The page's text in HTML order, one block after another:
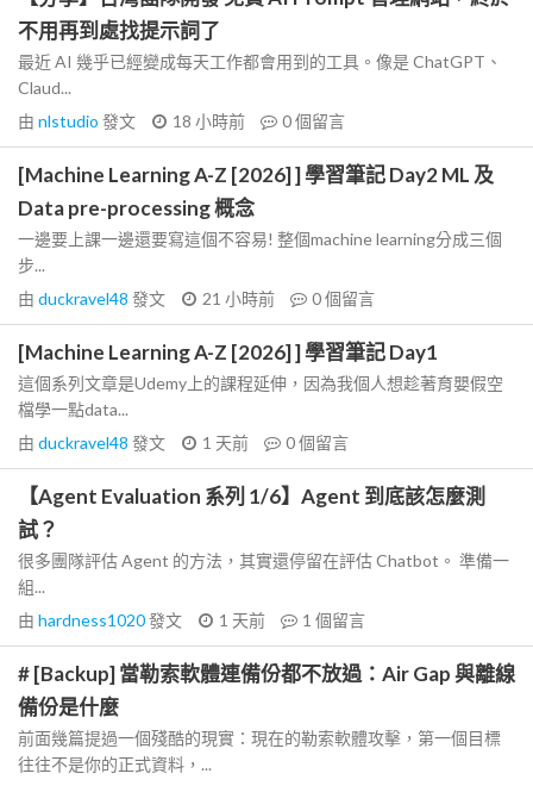
不用再到處找提示詞了
最近 AI 幾乎已經變成每天工作都會用到的工具。像是 ChatGPT、
Claud...
由 nlstudio 發文 18 小時前 0個留言
[Machine Learning A-Z [2026] ] 學習筆記 Day2 ML 及
Data pre-processing 概念
一邊要上課一邊還要寫這個不容易! 整個machine learning分成三個
步...
由 duckravel48 發文 21 小時前 0個留言
[Machine Learning A-Z [2026] ] 學習筆記 Day1
這個系列文章是Udemy上的課程延伸，因為我個人想趁著育嬰假空
檔學一點data...
由 duckravel48 發文 1 天前 0個留言
【Agent Evaluation 系列 1/6】Agent 到底該怎麼測
試？
很多團隊評估 Agent 的方法，其實還停留在評估 Chatbot。 準備一
組...
由 hardness1020發文 1 天前 1 個留言
# [Backup] 當勒索軟體連備份都不放過：Air Gap 與離線
備份是什麼
前面幾篇提過一個殘酷的現實：現在的勒索軟體攻擊，第一個目標
往往不是你的正式資料，...